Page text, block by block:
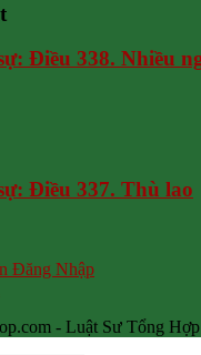
Điều 338. Nhiều
Điều 337. Thù lao
Đăng Nhập
- Luật Sư Tổng